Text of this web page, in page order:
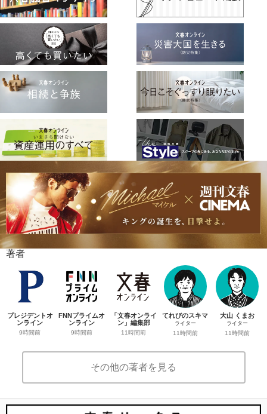
著者
プレジデントオ
ンライン
9時間前
FNNプライムオ
ンライン
9時間前
「文春オンライ
ン」編集部
11時間前
てれびのスキマ
ライター
11時間前
大山 くまお
ライター
11時間前
その他の著者を見る